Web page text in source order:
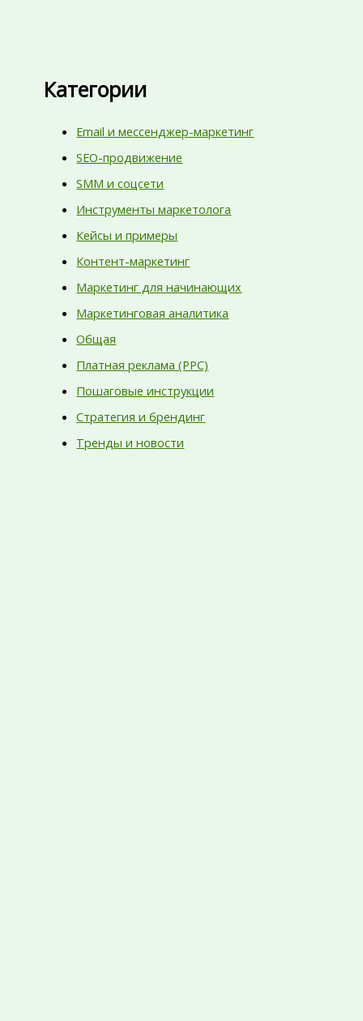
Категории
Email и мессенджер-маркетинг
SEO-продвижение
SMM и соцсети
Инструменты маркетолога
Кейсы и примеры
Контент-маркетинг
Маркетинг для начинающих
Маркетинговая аналитика
Общая
Платная реклама (PPC)
Пошаговые инструкции
Стратегия и брендинг
Тренды и новости